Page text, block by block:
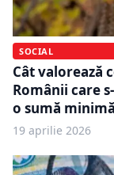
SOCIAL
Cât valorează
Românii care
o sumă
19 aprilie 2026